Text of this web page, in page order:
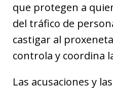
que protegen a
del tráfico de
castigar al
controla y coordina
Las acusaciones y